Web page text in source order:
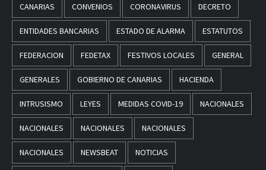
CANARIAS CONVENIOS CORONAVIRUS DECRETO
ENTIDADES BANCARIAS ESTADO DE ALARMA ESTATUTOS
FEDERACION FEDETAX FESTIVOS LOCALES GENERAL
GENERALES GOBIERNO DE CANARIAS HACIENDA
INTRUSISMO LEYES MEDIDAS COVID-19 NACIONALES
NACIONALES NACIONALES NACIONALES
NACIONALES NEWSBEAT NOTICIAS